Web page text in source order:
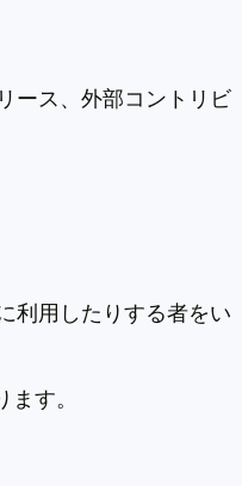
ース、外部コントリビ
利用したりする者をい
す。